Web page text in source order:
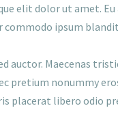
elit dolor ut amet. Eu
ipsum
auctor. Maecenas
pretium nonummy
placerat libero odio